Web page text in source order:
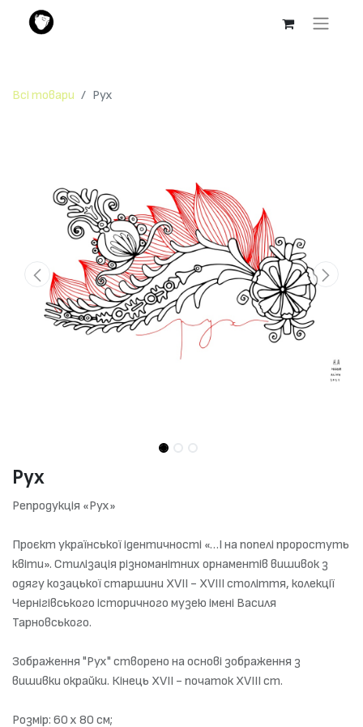
Всі товари Рух
Рух
Репродукція «Рух»
Проєкт української ідентичності «…І на попелі проростуть
квіти». Стилізація різноманітних орнаментів вишивок з
одягу козацької старшини XVII - XVIII cтоліття, колекції
Чернігівського історичного музею імені Василя
Тарновського.
Зображення "Рух" створено на основі зображення з
вишивки окрайки. Кінець XVII - початок XVIII ст.
Розмір: 60 х 80 см;